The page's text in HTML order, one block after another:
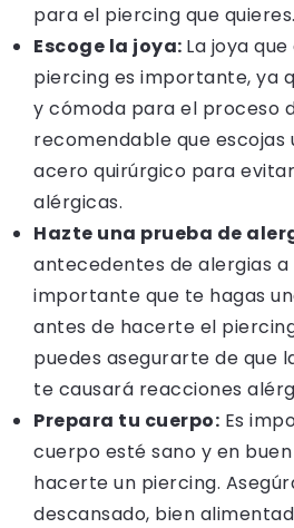
para el piercing que quieres.
Escoge la joya: La joya
piercing es importante, ya
y cómoda para el proceso
recomendable que escojas
acero quirúrgico para
alérgicas.
Hazte una prueba de
antecedentes de alergias a
importante que te hagas
antes de hacerte el
puedes asegurarte de que
te causará reacciones
Prepara tu cuerpo: Es
cuerpo esté sano y en
hacerte un piercing.
descansado, bien